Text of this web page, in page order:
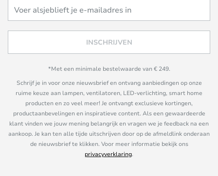
INSCHRIJVEN
*Met een minimale bestelwaarde van € 249.
Schrijf je in voor onze nieuwsbrief en ontvang aanbiedingen op onze
ruime keuze aan lampen, ventilatoren, LED-verlichting, smart home
producten en zo veel meer! Je ontvangt exclusieve kortingen,
productaanbevelingen en inspiratieve content. Als een gewaardeerde
klant vinden we jouw mening belangrijk en vragen we je feedback na een
aankoop. Je kan ten alle tijde uitschrijven door op de afmeldlink onderaan
de nieuwsbrief te klikken. Voor meer informatie bekijk ons
privacyverklaring.